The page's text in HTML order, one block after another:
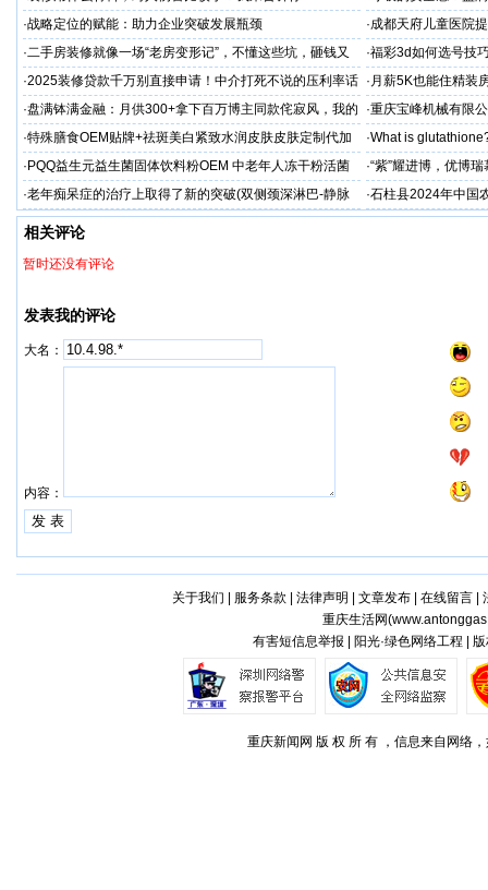
保准则
·战略定位的赋能：助力企业突破发展瓶颈 ·成都天府儿童医院
童抽动症预防为主
·二手房装修就像一场“老房变形记”，不懂这些坑，砸钱又
糟心！看完这篇再开工
·福彩3d如何选号技
·2025装修贷款千万别直接申请！中介打死不说的压利率话
术大公开
· 月薪5K也能住精装
杆撬动百万级质感！
·盘满钵满金融：月供300+拿下百万博主同款侘寂风，我的
家被邻居追着问链接
·重庆宝峰机械有限
性
·特殊膳食OEM贴牌+祛斑美白紧致水润皮肤皮肤定制代加
工厂家
·What is
· PQQ益生元益生菌固体饮料粉OEM 中老年人冻干粉活菌
粉贴牌代加工
·“紫”耀进博，优博
·老年痴呆症的治疗上取得了新的突破(双侧颈深淋巴-静脉
吻合术)
·石柱县2024年中国
相关评论
暂时还没有评论
发表我的评论
大名：
内容：
关于我们 服务条款 法律声明 文章发布| 在线留言|
重庆生活网(
有害短信息举报 | 阳光·绿色网络工程 |
重庆新闻网 版 权 所 有 ，信息来自网络